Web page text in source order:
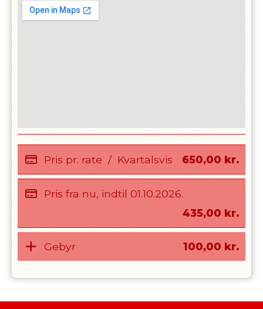
Pris pr. rate / Kvartalsvis 650,00 kr.
Pris fra nu, indtil 01.10.2026.
435,00 kr.
Gebyr 100,00 kr.